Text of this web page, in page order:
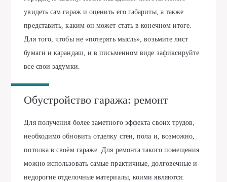
увидеть сам гараж и оценить его габариты, а также
представить, каким он может стать в конечном итоге.
Для того, чтобы не «потерять мысль», возьмите лист
бумаги и карандаш, и в письменном виде зафиксируйте
все свои задумки.
Обустройство гаража: ремонт
Для получения более заметного эффекта своих трудов,
необходимо обновить отделку стен, пола и, возможно,
потолка в своём гараже. Для ремонта такого помещения
можно использовать самые практичные, долговечные и
недорогие отделочные материалы, коими являются: